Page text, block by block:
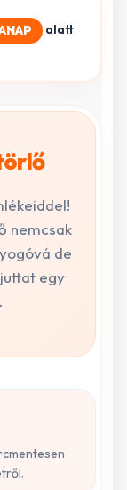
alatt
nemcsak
de
egy